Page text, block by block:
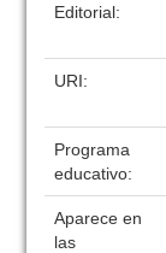
Editorial:
URI:
Programa
educativo:
Aparece en
las